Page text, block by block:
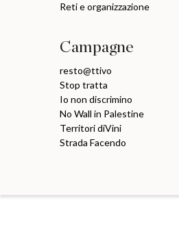
Reti e organizzazione
Campagne
resto@ttivo
Stop tratta
Io non discrimino
No Wall in Palestine
Territori diVini
Strada Facendo